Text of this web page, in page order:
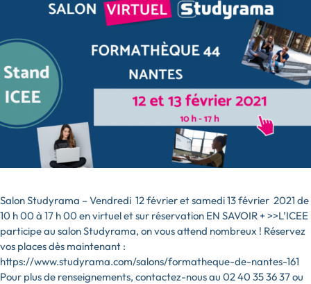
Salon Studyrama – Vendredi 12 février et samedi 13 février 2021 de
10 h 00 à 17 h 00 en virtuel et sur réservation EN SAVOIR + >>L’ICEE
participe au salon Studyrama, on vous attend nombreux ! Réservez
vos places dès maintenant :
https://www.studyrama.com/salons/formatheque-de-nantes-161
Pour plus de renseignements, contactez-nous au 02 40 35 36 37 ou